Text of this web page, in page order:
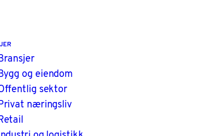
og eiendom
sektor
næringsliv